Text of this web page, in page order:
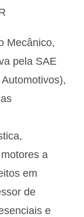
Mecânico,
pela SAE
a
em
de
e